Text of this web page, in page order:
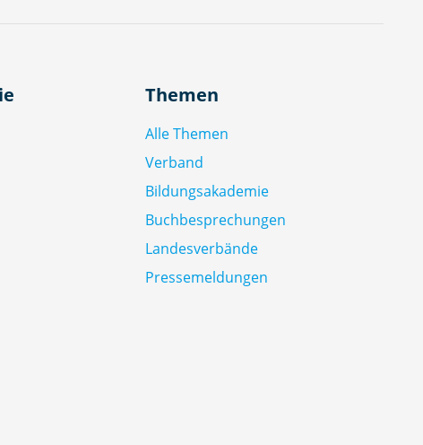
Themen
Alle Themen
Verband
Bildungsakademie
Buchbesprechungen
Landesverbände
Pressemeldungen